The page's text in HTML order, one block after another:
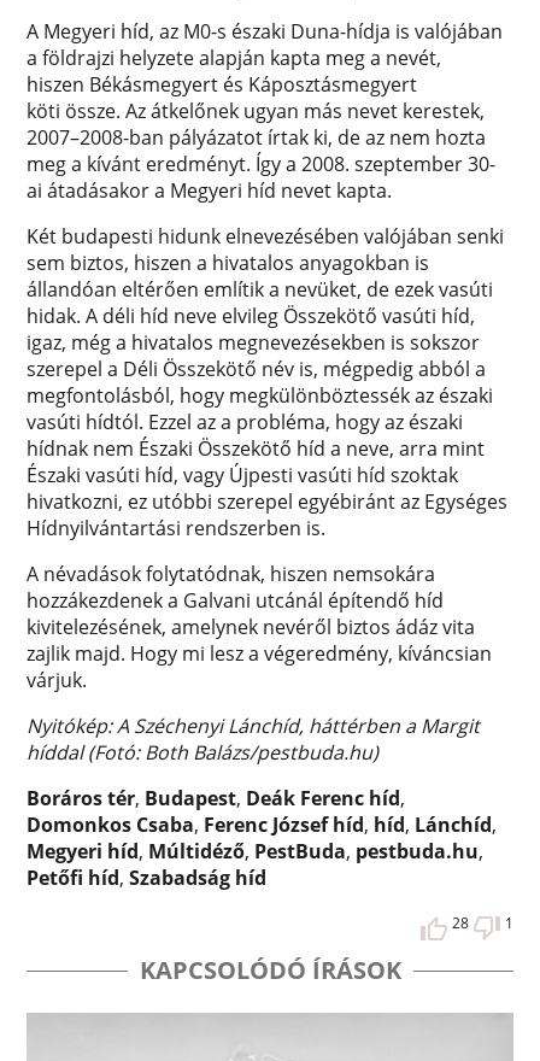
A Megyeri híd, az M0-s északi Duna-hídja is valójában
a földrajzi helyzete alapján kapta meg a nevét,
hiszen Békásmegyert és Káposztásmegyert
köti össze. Az átkelőnek ugyan más nevet kerestek,
2007–2008-ban pályázatot írtak ki, de az nem hozta
meg a kívánt eredményt. Így a 2008. szeptember 30-
ai átadásakor a Megyeri híd nevet kapta.
Két budapesti hidunk elnevezésében valójában senki
sem biztos, hiszen a hivatalos anyagokban is
állandóan eltérően említik a nevüket, de ezek vasúti
hidak. A déli híd neve elvileg Összekötő vasúti híd,
igaz, még a hivatalos megnevezésekben is sokszor
szerepel a Déli Összekötő név is, mégpedig abból a
megfontolásból, hogy megkülönböztessék az északi
vasúti hídtól. Ezzel az a probléma, hogy az északi
hídnak nem Északi Összekötő híd a neve, arra mint
Északi vasúti híd, vagy Újpesti vasúti híd szoktak
hivatkozni, ez utóbbi szerepel egyébiránt az Egységes
Hídnyilvántartási rendszerben is.
A névadások folytatódnak, hiszen nemsokára
hozzákezdenek a Galvani utcánál építendő híd
kivitelezésének, amelynek nevéről biztos ádáz vita
zajlik majd. Hogy mi lesz a végeredmény, kíváncsian
várjuk.
Nyitókép: A Széchenyi Lánchíd, háttérben a Margit
híddal (Fotó: Both Balázs/pestbuda.hu)
Boráros tér, Budapest, Deák Ferenc híd,
Domonkos Csaba, Ferenc József híd, híd, Lánchíd,
Megyeri híd, Múltidéző, PestBuda, pestbuda.hu,
Petőfi híd,Szabadság híd
28 1
KAPCSOLÓDÓ ÍRÁSOK